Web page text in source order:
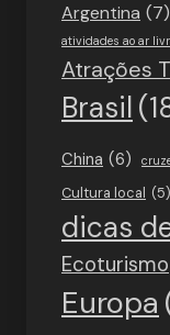
Argentina (7)
atividades ao ar
Atrações
Brasil
China (6)
Cultura local (5)
dicas
Ecoturismo
Europa